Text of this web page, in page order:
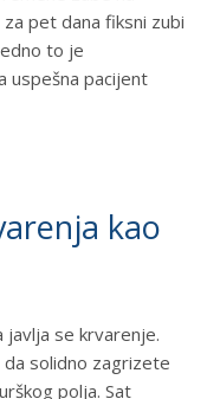
pet dana fiksni zubi
to je
uspešna pacijent
kao
javlja se krvarenje.
solidno zagrizete
polja. Sat